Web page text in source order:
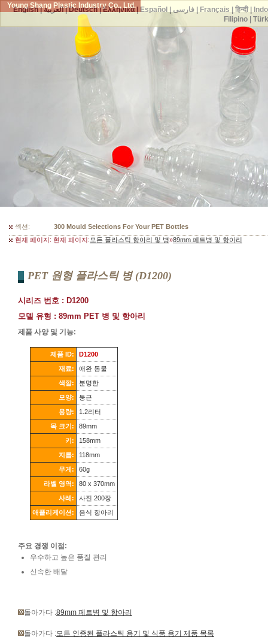
Young Shang Plastic Industry Co., Ltd.
섹션:
300 Mould Selections For Your PET Bottles
현재 페이지: 현재 페이지: 모든 플라스틱 항아리 및 병»89mm 페트병 및 항아리
PET 원형 플라스틱 병 (D1200)
시리즈 번호 : D1200
모델 유형 : 89mm PET 병 및 항아리
제품 사양 및 기능:
제품 ID:
D1200
재료:
애완 동물
색깔:
분명한
모양:
둥근
용량:
1.2리터
목 크기:
89mm
키:
158mm
지름:
118mm
무게:
60g
라벨 영역:
80 x 370mm
사례:
사진 200장
애플리케이션:
음식 항아리
주요 경쟁 이점:
우수하고 높은 품질 관리
신속한 배달
돌아가다 :89mm 페트병 및 항아리
돌아가다 :모든 인증된 플라스틱 용기 및 식품 용기 제품 목록
English|العربية|Deutsch|Ελληνικά| Español فارسی| Français हिन्दी|
Filipino|